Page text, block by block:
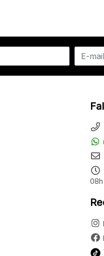
08h